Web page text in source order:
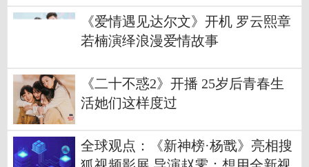
《爱情遇见达尔文》开机 罗云熙章
若楠演绎浪漫爱情故事
《二十不惑2》开播 25岁后青春生
活她们这样度过
全球观点：《新神榜·杨戬》亮相搜